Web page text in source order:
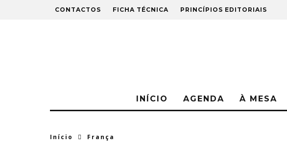
CONTACTOS FICHA TÉCNICA PRINCÍPIOS EDITORIAIS
INÍCIO AGENDA À MESA
Início França